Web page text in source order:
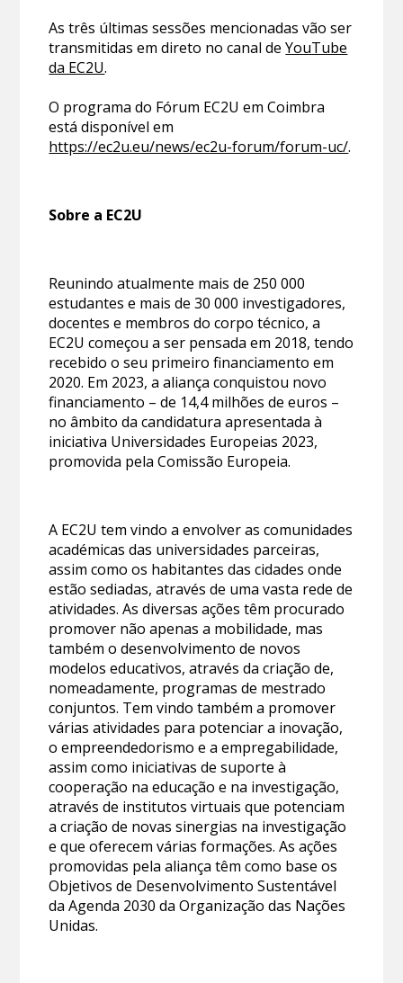
As três últimas sessões mencionadas vão ser
transmitidas em direto no canal deYouTube
da EC2U.
O programa do Fórum EC2U em Coimbra
está disponível em
https://ec2u.eu/news/ec2u-forum/forum-uc/.
Sobre a EC2U
Reunindo atualmente mais de 250 000
estudantes e mais de 30 000 investigadores,
docentes e membros do corpo técnico, a
EC2U começou a ser pensada em 2018, tendo
recebido o seu primeiro financiamento em
2020. Em 2023, a aliança conquistou novo
financiamento – de 14,4 milhões de euros –
no âmbito da candidatura apresentada à
iniciativa Universidades Europeias 2023,
promovida pela Comissão Europeia.
A EC2U tem vindo a envolver as comunidades
académicas das universidades parceiras,
assim como os habitantes das cidades onde
estão sediadas, através de uma vasta rede de
atividades. As diversas ações têm procurado
promover não apenas a mobilidade, mas
também o desenvolvimento de novos
modelos educativos, através da criação de,
nomeadamente, programas de mestrado
conjuntos. Tem vindo também a promover
várias atividades para potenciar a inovação,
o empreendedorismo e a empregabilidade,
assim como iniciativas de suporte à
cooperação na educação e na investigação,
através de institutos virtuais que potenciam
a criação de novas sinergias na investigação
e que oferecem várias formações. As ações
promovidas pela aliança têm como base os
Objetivos de Desenvolvimento Sustentável
da Agenda 2030 da Organização das Nações
Unidas.